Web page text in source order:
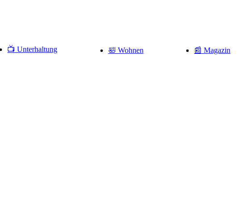
📺 Unterhaltung 🛀 Wohnen 📰 Magazin